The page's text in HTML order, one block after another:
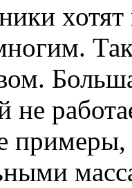
хотят
не